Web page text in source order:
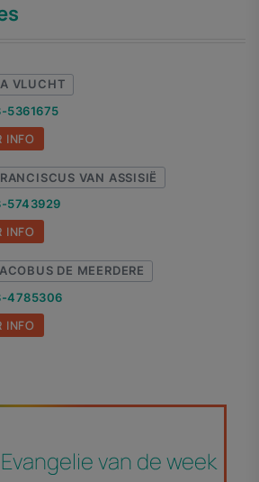
VLUCHT
5361675
INFO
VAN ASSISIË
5743929
INFO
DE MEERDERE
4785306
INFO